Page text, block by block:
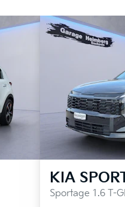
KIA
Sportage 1.6 T-